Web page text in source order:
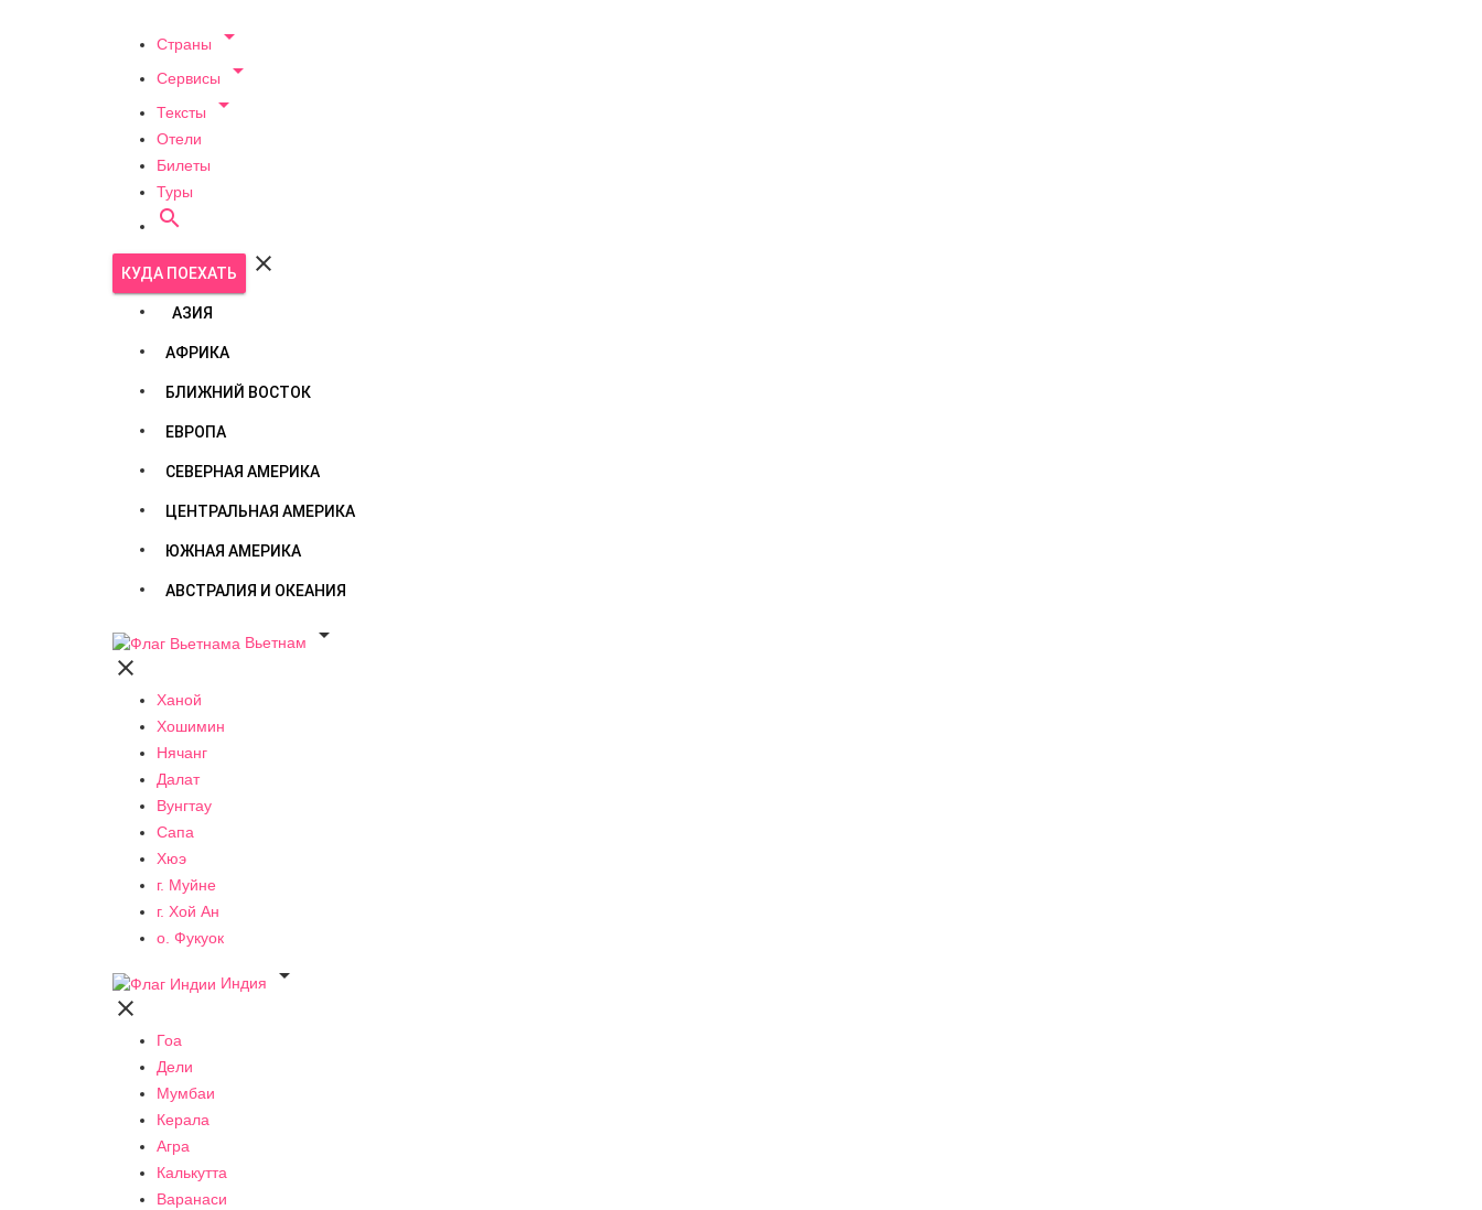
Страны 
Сервисы 
Тексты 
Отели
Билеты
Туры

КУДА ПОЕХАТЬ 
АЗИЯ
АФРИКА
БЛИЖНИЙ ВОСТОК
ЕВРОПА
СЕВЕРНАЯ АМЕРИКА
ЦЕНТРАЛЬНАЯ АМЕРИКА
ЮЖНАЯ АМЕРИКА
АВСТРАЛИЯ И ОКЕАНИЯ
Вьетнам


Ханой
Хошимин
Нячанг
Далат
Вунгтау
Сапа
Хюэ
г. Муйне
г. Хой Ан
о. Фукуок
Индия


Гоа
Дели
Мумбаи
Керала
Агра
Калькутта
Варанаси